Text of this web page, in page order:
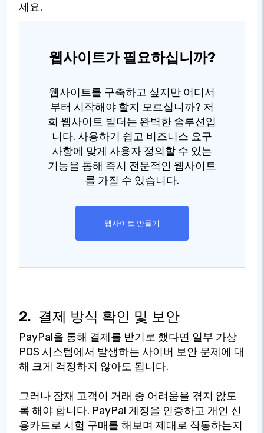
세요.
웹사이트가 필요하십니까?
웹사이트를 구축하고 싶지만 어디서
부터 시작해야 할지 모르십니까? 저
희 웹사이트 빌더는 완벽한 솔루션입
니다. 사용하기 쉽고 비즈니스 요구
사항에 맞게 사용자 정의할 수 있는
기능을 통해 즉시 전문적인 웹사이트
를 가질 수 있습니다.
웹사이트 만들기
2. 결제 방식 확인 및 보안
PayPal을 통해 결제를 받기로 했다면 일부 가상
POS 시스템에서 발생하는 사이버 보안 문제에 대
해 크게 걱정하지 않아도 됩니다.
그러나 잠재 고객이 거래 중 어려움을 겪지 않도
록 해야 합니다. PayPal 계정을 인증하고 개인 신
용카드로 시험 구매를 해보며 제대로 작동하는지